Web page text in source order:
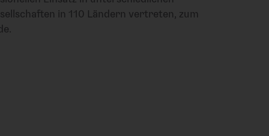
in 110 Ländern vertreten, zum